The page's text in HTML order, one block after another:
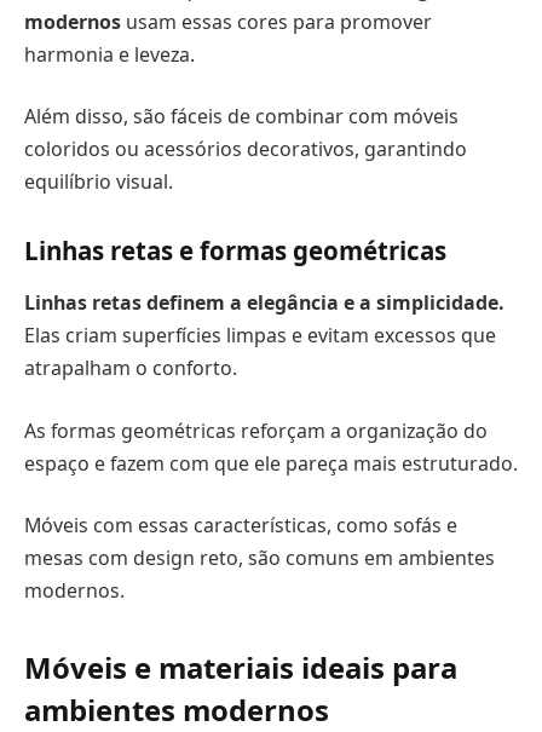
modernos usam essas cores para promover
harmonia e leveza.
Além disso, são fáceis de combinar com móveis
coloridos ou acessórios decorativos, garantindo
equilíbrio visual.
Linhas retas e formas geométricas
Linhas retas definem a elegância e a simplicidade.
Elas criam superfícies limpas e evitam excessos que
atrapalham o conforto.
As formas geométricas reforçam a organização do
espaço e fazem com que ele pareça mais estruturado.
Móveis com essas características, como sofás e
mesas com design reto, são comuns em ambientes
modernos.
Móveis e materiais ideais para
ambientes modernos